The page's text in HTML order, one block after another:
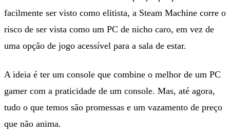
facilmente ser visto como elitista, a Steam Machine corre o
risco de ser vista como um PC de nicho caro, em vez de
uma opção de jogo acessível para a sala de estar.
A ideia é ter um console que combine o melhor de um PC
gamer com a praticidade de um console. Mas, até agora,
tudo o que temos são promessas e um vazamento de preço
que não anima.